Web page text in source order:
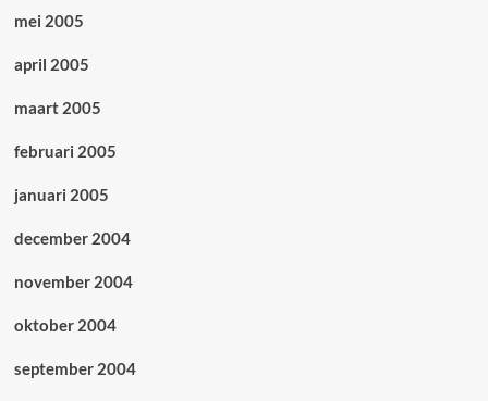
mei 2005
april 2005
maart 2005
februari 2005
januari 2005
december 2004
november 2004
oktober 2004
september 2004